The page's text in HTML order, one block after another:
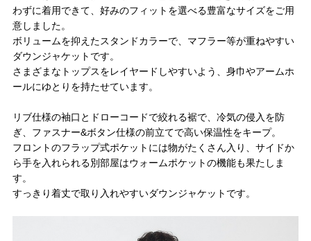
わずに着用できて、好みのフィットを選べる豊富なサイズをご用
意しました。
ボリュームを抑えたスタンドカラーで、マフラー等が重ねやすい
ダウンジャケットです。
さまざまなトップスをレイヤードしやすいよう、身巾やアームホ
ールにゆとりを持たせています。
リブ仕様の袖口とドローコードで絞れる裾で、冷気の侵入を防
ぎ、ファスナー&ボタン仕様の前立てで高い保温性をキープ。
フロントのフラップ式ポケットには物がたくさん入り、サイドか
ら手を入れられる別部屋はウォームポケットの機能も果たしま
す。
すっきり着丈で取り入れやすいダウンジャケットです。